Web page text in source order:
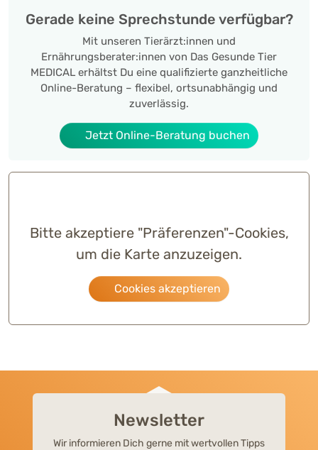
Gerade keine Sprechstunde verfügbar?
Mit unseren Tierärzt:innen und
Ernährungsberater:innen von Das Gesunde Tier
MEDICAL erhältst Du eine qualifizierte ganzheitliche
Online-Beratung – flexibel, ortsunabhängig und
zuverlässig.
Jetzt Online-Beratung buchen
Bitte akzeptiere "Präferenzen"-Cookies,
um die Karte anzuzeigen.
Cookies akzeptieren
Newsletter
Wir informieren Dich gerne mit wertvollen Tipps